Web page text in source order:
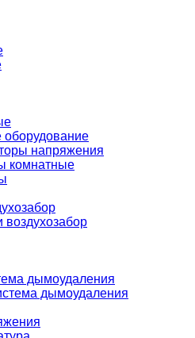
оборудование
напряжения
комнатные
дымоудаления
дымоудаления